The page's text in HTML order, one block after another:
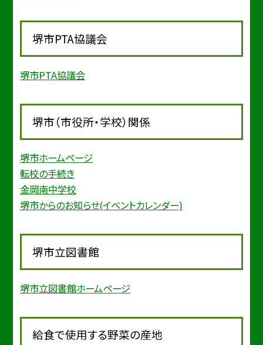
堺市PTA協議会
堺市PTA協議会
堺市（市役所・学校）関係
堺市ホームページ
転校の手続き
金岡南中学校
堺市からのお知らせ(イベントカレンダー)
堺市立図書館
堺市立図書館ホームページ
給食で使用する野菜の産地